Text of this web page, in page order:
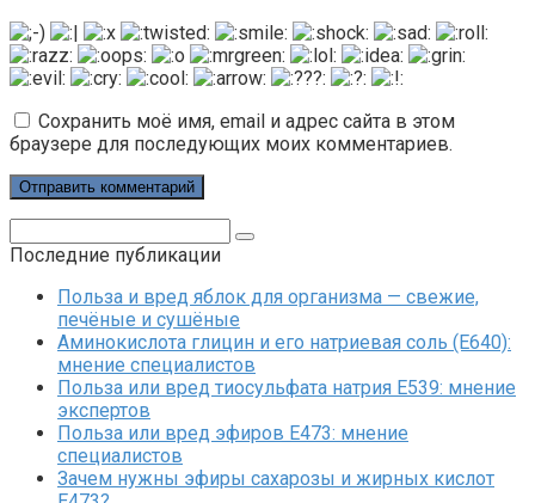
Сохранить моё имя, email и адрес сайта в этом
браузере для последующих моих комментариев.
Последние публикации
Польза и вред яблок для организма — свежие,
печёные и сушёные
Аминокислота глицин и его натриевая соль (Е640):
мнение специалистов
Польза или вред тиосульфата натрия Е539: мнение
экспертов
Польза или вред эфиров Е473: мнение
специалистов
Зачем нужны эфиры сахарозы и жирных кислот